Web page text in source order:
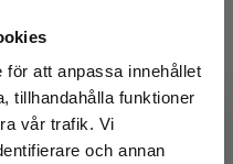
för att anpassa innehållet
tillhandahålla funktioner
vår trafik. Vi
och annan
J (red.)